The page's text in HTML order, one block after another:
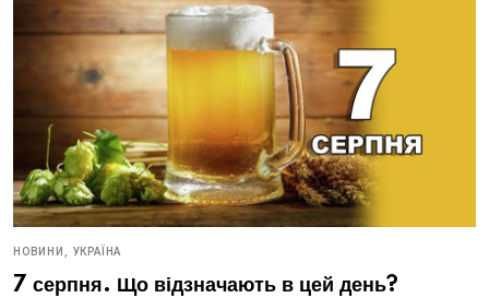
НОВИНИ, УКРАЇНА
7 серпня. Що відзначають в цей день?